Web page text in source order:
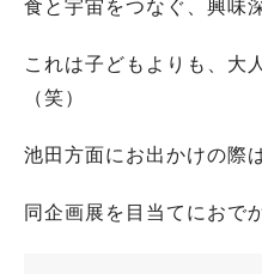
食と宇宙をつなぐ、興味
これは子どもよりも、大
（笑）
池田方面にお出かけの際
同企画展を目当てにおで